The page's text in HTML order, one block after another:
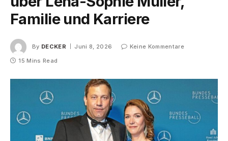
Familie und Karriere
By DECKER Juni 8, 2026
Keine Kommentare
15 Mins Read